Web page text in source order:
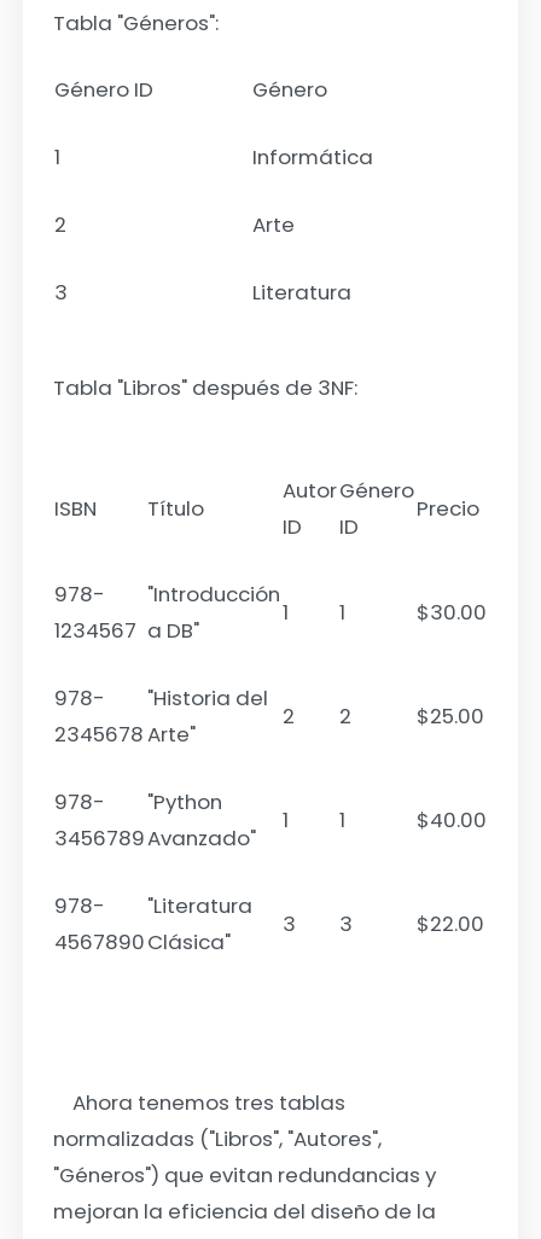
Tabla "Géneros":
Género ID Género
1 Informática
2 Arte
3 Literatura
Tabla "Libros" después de 3NF:
ISBN Título
Autor
ID
Género
ID
Precio
978-
1234567
"Introducción
a DB"
1 1 $30.00
978-
2345678
"Historia del
Arte"
2 2 $25.00
978-
3456789
"Python
Avanzado"
1 1 $40.00
978-
4567890
"Literatura
Clásica"
3 3 $22.00
Ahora tenemos tres tablas
normalizadas ("Libros", "Autores",
"Géneros") que evitan redundancias y
mejoran la eficiencia del diseño de la